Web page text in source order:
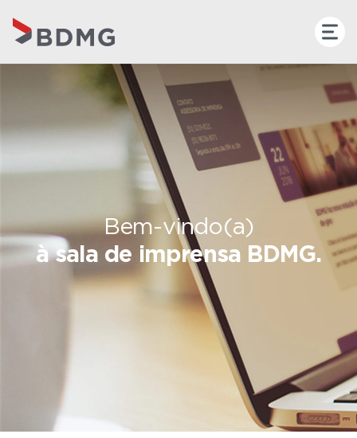
Bem-vindo(a)
à sala de imprensa BDMG.